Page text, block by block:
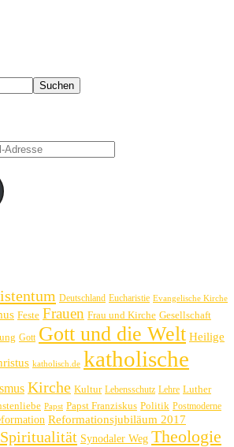
Suchen
Deutschland Eucharistie Evangelische Kirche
Feste Frauen Frau und Kirche Gesellschaft
Gott Gott und die Welt Heilige
katholisch.de katholische
Kirche Kultur Lebensschutz Lehre Luther
Papst Papst Franziskus Politik Postmoderne
Reformationsjubiläum 2017
Spiritualität Synodaler Weg Theologie